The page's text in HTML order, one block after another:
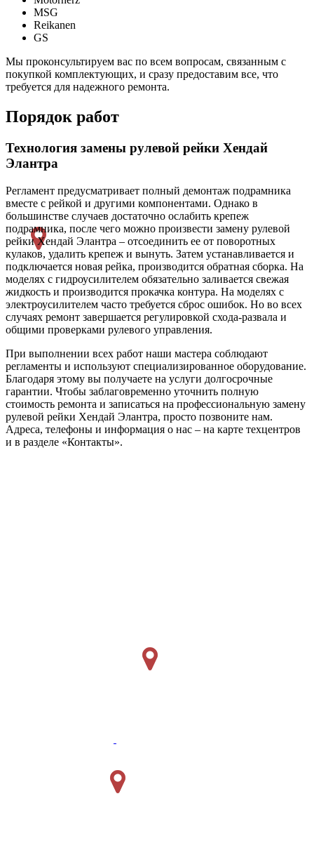
MSG
Reikanen
GS
Мы проконсультируем вас по всем вопросам, связанным с
покупкой комплектующих, и сразу предоставим все, что
требуется для надежного ремонта.
Порядок работ
Технология замены рулевой рейки Хендай
Элантра
Регламент предусматривает полный демонтаж подрамника
вместе с рейкой и другими компонентами. Однако в
большинстве случаев достаточно ослабить крепеж
подрамника, после чего можно произвести замену рулевой
рейки Хендай Элантра – отсоединить ее от поворотных
кулаков, удалить крепеж и вынуть. Затем устанавливается и
подключается новая рейка, производится обратная сборка. На
моделях с гидроусилителем обязательно заливается свежая
жидкость и производится прокачка контура. На моделях с
электроусилителем часто требуется сброс ошибок. Но во всех
случаях ремонт завершается регулировкой схода-развала и
общими проверками рулевого управления.
При выполнении всех работ наши мастера соблюдают
регламенты и используют специализированное оборудование.
Благодаря этому вы получаете на услуги долгосрочные
гарантии. Чтобы заблаговременно уточнить полную
стоимость ремонта и записаться на профессиональную замену
рулевой рейки Хендай Элантра, просто позвоните нам.
Адреса, телефоны и информация о нас – на карте техцентров
и в разделе «Контакты».